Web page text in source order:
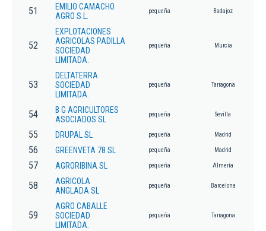
51
EMILIO CAMACHO
AGRO S.L.
pequeña Badajoz
52
EXPLOTACIONES
AGRICOLAS PADILLA
SOCIEDAD
LIMITADA.
pequeña Murcia
53
DELTATERRA
SOCIEDAD
LIMITADA.
pequeña Tarragona
54
B G AGRICULTORES
ASOCIADOS SL
pequeña Sevilla
55 DRUPAL SL pequeña Madrid
56 GREENVETA 78 SL pequeña Madrid
57 AGRORIBINA SL pequeña Almería
58
AGRICOLA
ANGLADA SL
pequeña Barcelona
59
AGRO CABALLE
SOCIEDAD
LIMITADA.
pequeña Tarragona